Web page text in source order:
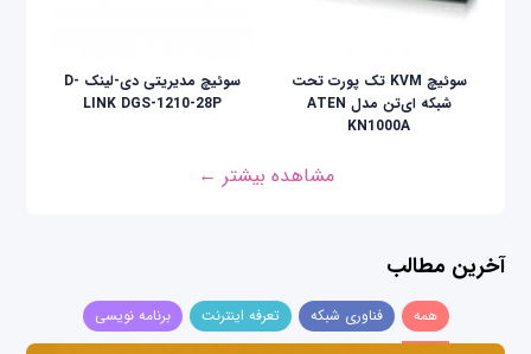
سوئیچ KVM تک پورت تحت
شبکه ای‌تن مدل ATEN
KN1000A
سوئیچ مدیریتی دی-لینک D-
LINK DGS-1210-28P
مشاهده بیشتر ←
آخرین مطالب
همه فناوری شبکه تعرفه اینترنت برنامه نویسی